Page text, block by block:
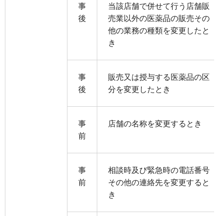
事
後
当該店舗で併せて行う店舗販
売業以外の医薬品の販売その
他の業務の種類を変更したと
き
事
後
販売又は授与する医薬品の区
分を変更したとき
事
前
店舗の名称を変更するとき
事
前
相談時及び緊急時の電話番号
その他の連絡先を変更すると
き